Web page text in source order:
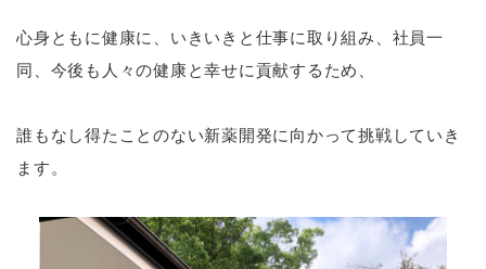
心身ともに健康に、いきいきと仕事に取り組み、社員一
同、今後も人々の健康と幸せに貢献するため、
誰もなし得たことのない新薬開発に向かって挑戦していき
ます。